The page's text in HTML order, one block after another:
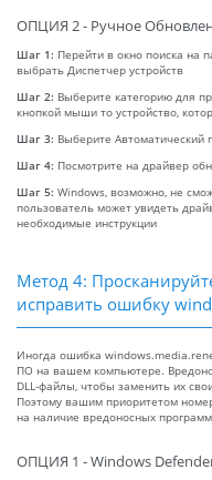
ОПЦИЯ 2 - Ручное
Шаг 1: Перейти в окно поиска на
выбрать Диспетчер устройств
Шаг 2: Выберите категорию для
кнопкой мыши то устройство,
Шаг 3: Выберите Автоматический
Шаг 4: Посмотрите на драйвер
Шаг 5: Windows, возможно, не
пользователь может увидеть
необходимые инструкции
Метод 4:
исправить ошибку
Иногда ошибка
ПО на вашем компьютере.
DLL-файлы, чтобы заменить их
Поэтому вашим приоритетом
на наличие вредоносных
ОПЦИЯ 1 - Windows